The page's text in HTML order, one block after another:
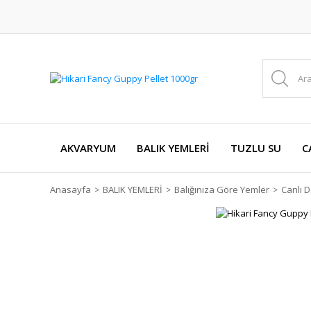
AKVARYUM BALIK YEMLERİ TUZLU SU
Anasayfa BALIK YEMLERİ Balığınıza Göre Yemler Canlı